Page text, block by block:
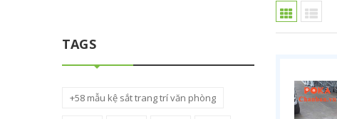
TAGS
+58 mẫu kệ sắt trang trí văn phòng